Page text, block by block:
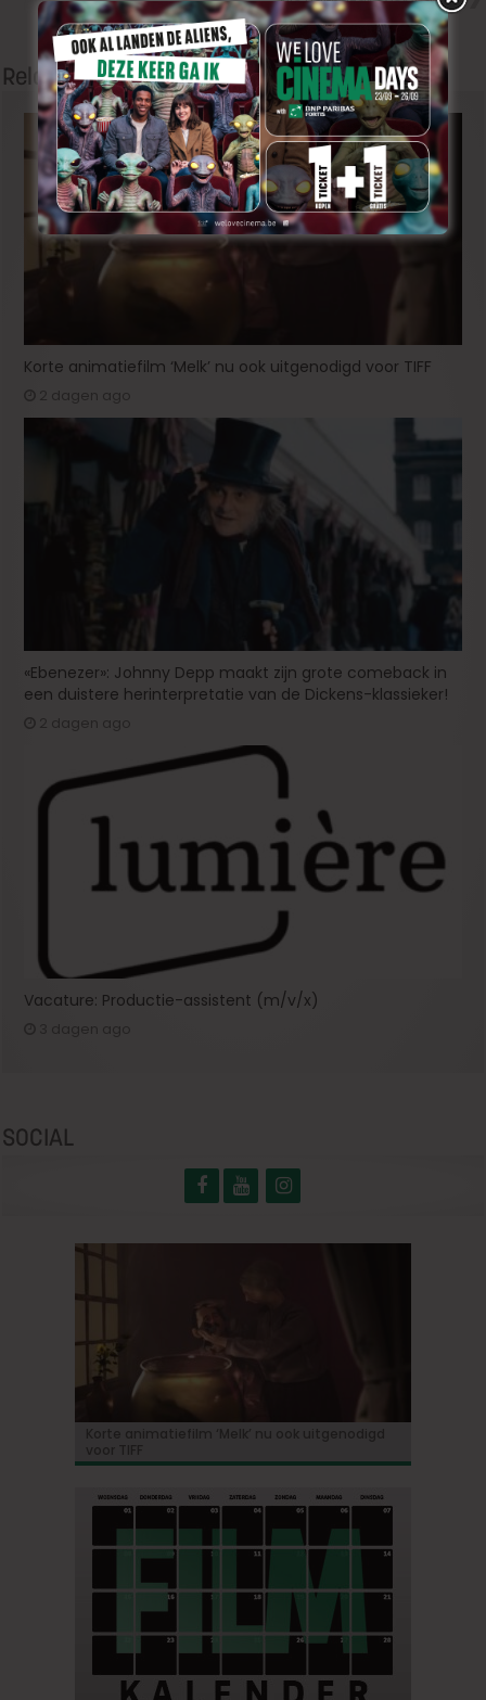
Something Funny’
Related Articles
Korte animatiefilm ‘Melk’ nu ook uitgenodigd voor TIFF
2 dagen ago
«Ebenezer»: Johnny Depp maakt zijn grote comeback in
een duistere herinterpretatie van de Dickens-klassieker!
2 dagen ago
Vacature: Productie-assistent (m/v/x)
SOCIAL
Korte animatiefilm ‘Melk’ nu ook uitgenodigd
voor TIFF
«Ebenezer»: Johnny Depp maakt zijn grote
comeback in een duistere herinterpretatie van
de Dickens-klassieker!
Bioscoopjournaal: ‘Frontera’
Vacature: Productie-assistent (m/v/x)
‘Some like it hot in Belgium’ met Tijmen
Govaerts